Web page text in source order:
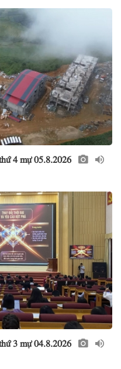
4 mự 05.8.2026
3 mự 04.8.2026